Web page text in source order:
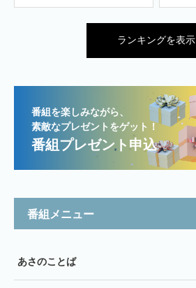
ランキングを表示
番組を楽しみながら、
素敵なプレゼントをゲット！
番組プレゼント申込
番組メニュー
あさのことば